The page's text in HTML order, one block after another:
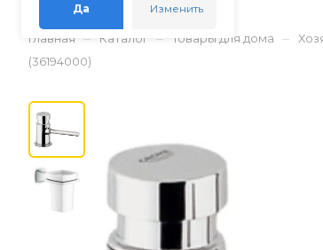
Да Изменить
Главная – Каталог – Товары для дома –
(36194000)